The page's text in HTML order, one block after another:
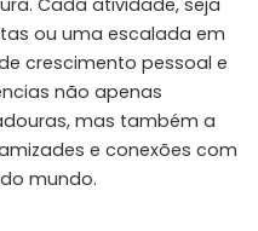
ou uma escalada em
crescimento pessoal e
não apenas
mas também a
e conexões com
mundo.